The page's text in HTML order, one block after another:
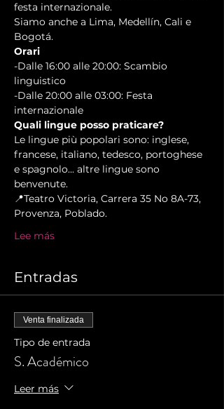
festa internazionale.
Siamo anche a Lima, Medellín, Cali e
Bogotá.
Orari
-Dalle 16:00 alle 20:00: Scambio
linguistico
-Dalle 20:00 alle 03:00: Festa
internazionale
Quali lingue posso praticare?
Le lingue più popolari sono: inglese,
francese, italiano, tedesco, portoghese
e spagnolo... altre lingue sono
benvenute.
📍Teatro Victoria, Carrera 35 No 8A-73,
Provenza, Poblado.
Lee más
Entradas
Venta finalizada
Tipo de entrada
S. Académico
Leer más